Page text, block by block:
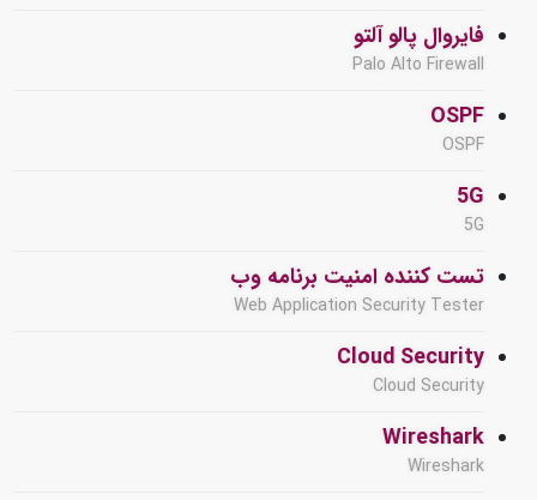
فایروال پالو آلتو
Palo Alto Firewall
OSPF
OSPF
5G
5G
تست کننده امنیت برنامه وب
Web Application Security Tester
Cloud Security
Cloud Security
Wireshark
Wireshark